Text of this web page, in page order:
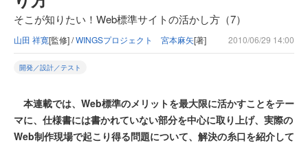
そこが知りたい！Web標準サイトの活かし方（7）
山田 祥寛[監修] /WINGSプロジェクト 宮本麻矢[著] 2010/06/29 14:00
開発／設計／テスト
本連載では、Web標準のメリットを最大限に活かすことをテー
マに、仕様書には書かれていない部分を中心に取り上げ、実際の
Web制作現場で起こり得る問題について、解決の糸口を紹介して